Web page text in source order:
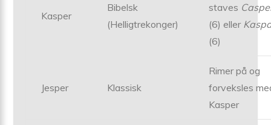
Kasper
Bibelsk
(Helligtrekonger)
staves
(6) eller
(6)
Jesper Klassisk
Rimer på og
forveksles
Kasper